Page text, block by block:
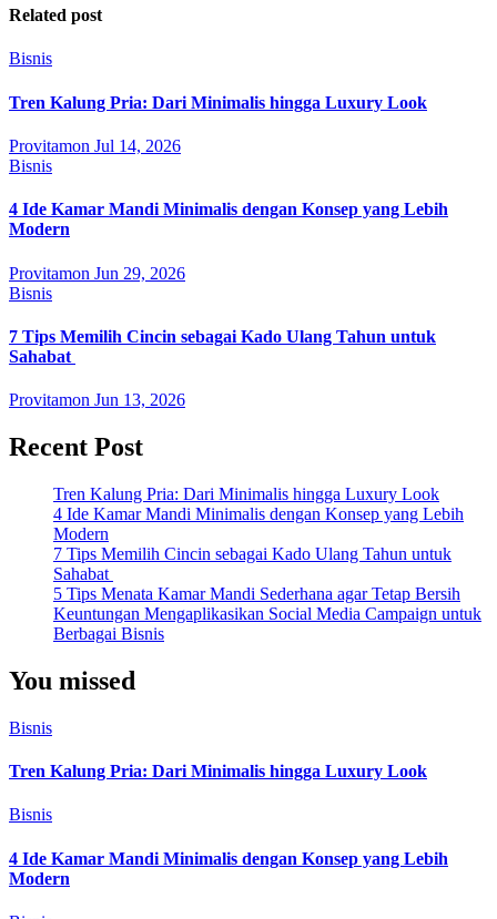
Related post
Bisnis
Tren Kalung Pria: Dari Minimalis hingga Luxury Look
Provitamon Jul 14, 2026
Bisnis
4 Ide Kamar Mandi Minimalis dengan Konsep yang Lebih
Modern
Provitamon Jun 29, 2026
Bisnis
7 Tips Memilih Cincin sebagai Kado Ulang Tahun untuk
Sahabat
Provitamon Jun 13, 2026
Recent Post
Tren Kalung Pria: Dari Minimalis hingga Luxury Look
4 Ide Kamar Mandi Minimalis dengan Konsep yang Lebih
Modern
7 Tips Memilih Cincin sebagai Kado Ulang Tahun untuk
Sahabat
5 Tips Menata Kamar Mandi Sederhana agar Tetap Bersih
Keuntungan Mengaplikasikan Social Media Campaign untuk
Berbagai Bisnis
You missed
Bisnis
Tren Kalung Pria: Dari Minimalis hingga Luxury Look
Bisnis
4 Ide Kamar Mandi Minimalis dengan Konsep yang Lebih
Modern